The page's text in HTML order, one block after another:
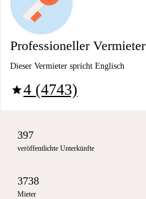
Professioneller Vermieter
Dieser Vermieter spricht Englisch
star4 (4743)
397
veröffentlichte Unterkünfte
3738
Mieter